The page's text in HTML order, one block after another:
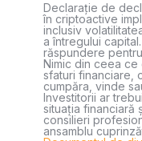
Declarație de
în criptoactive
inclusiv
a întregului
răspundere
Nimic din ceea ce
sfaturi financiare,
cumpăra, vinde
Investitorii ar
situația financiară
consilieri
ansamblu